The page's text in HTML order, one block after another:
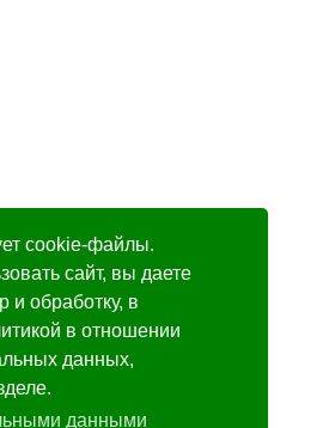
cookie-файлы.
сайт, вы даете
и обработку, в
в отношении
данных,
данными